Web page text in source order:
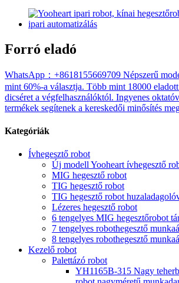
Forró eladó
WhatsApp：+8618155669709 Népszerű
mint 60%-a választja. Több mint 18000
dicséret a végfelhasználóktól. Ingyenes
termékek segítenek a kereskedői minősítés
Kategóriák
Ívhegesztő robot
Új modell Yooheart ívhegesztő
MIG hegesztő robot
TIG hegesztő robot
TIG hegesztő robot
Lézeres hegesztő robot
6 tengelyes MIG hegesztőrobot
7 tengelyes robothegesztő
8 tengelyes robothegesztő
Kezelő robot
Palettázó robot
YH1165B-315 Nagy